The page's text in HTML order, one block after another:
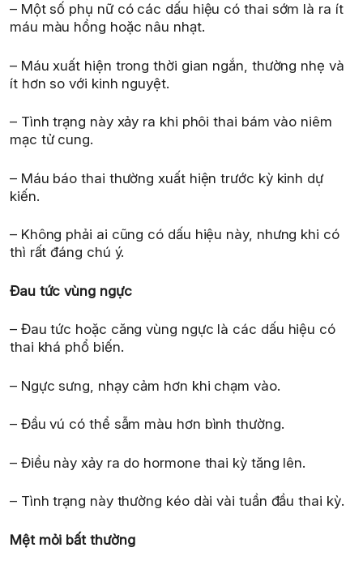
– Một số phụ nữ có các dấu hiệu có thai sớm là ra ít
máu màu hồng hoặc nâu nhạt.
– Máu xuất hiện trong thời gian ngắn, thường nhẹ và
ít hơn so với kinh nguyệt.
– Tình trạng này xảy ra khi phôi thai bám vào niêm
mạc tử cung.
– Máu báo thai thường xuất hiện trước kỳ kinh dự
kiến.
– Không phải ai cũng có dấu hiệu này, nhưng khi có
thì rất đáng chú ý.
Đau tức vùng ngực
– Đau tức hoặc căng vùng ngực là các dấu hiệu có
thai khá phổ biến.
– Ngực sưng, nhạy cảm hơn khi chạm vào.
– Đầu vú có thể sẫm màu hơn bình thường.
– Điều này xảy ra do hormone thai kỳ tăng lên.
– Tình trạng này thường kéo dài vài tuần đầu thai kỳ.
Mệt mỏi bất thường